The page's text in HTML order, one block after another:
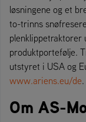
løsningene og et
to-trinns
plenklippetraktorer
produktportefølje.
utstyret i USA og
www.ariens.eu/de.
Om AS-